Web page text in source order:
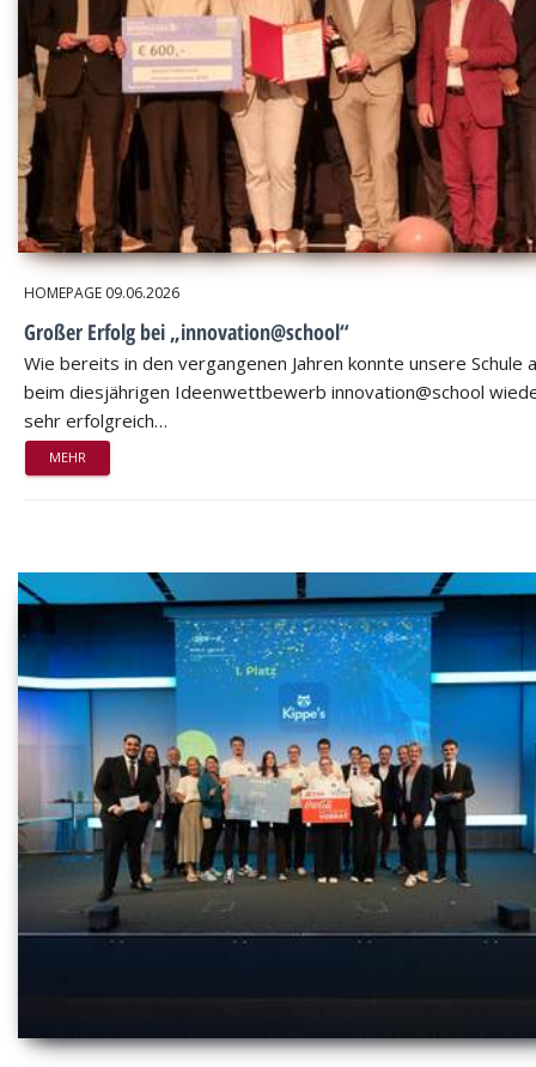
HOMEPAGE 09.06.2026
Großer Erfolg bei „innovation@school“
Wie bereits in den vergangenen Jahren konnte unsere Schule
beim diesjährigen Ideenwettbewerb innovation@school
sehr erfolgreich…
MEHR